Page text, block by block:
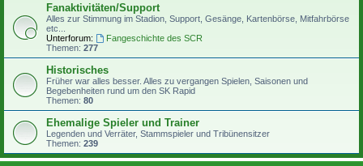
Fanaktivitäten/Support
Alles zur Stimmung im Stadion, Support, Gesänge, Kartenbörse, Mitfahrbörse
etc...
Unterforum:
Fangeschichte des SCR
Themen: 277
Historisches
Früher war alles besser. Alles zu vergangen Spielen, Saisonen und
Begebenheiten rund um den SK Rapid
Themen: 80
Ehemalige Spieler und Trainer
Legenden und Verräter, Stammspieler und Tribünensitzer
Themen: 239